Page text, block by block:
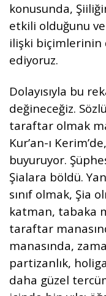
konusunda,
etkili olduğunu
ilişki biçimlerinin
ediyoruz.
Dolayısıyla bu
değineceğiz.
taraftar olmak
Kur’an-ı
buyuruyor.
Şialara böldü.
sınıf olmak, Şia
katman, tabaka
taraftar
manasında,
partizanlık,
daha güzel